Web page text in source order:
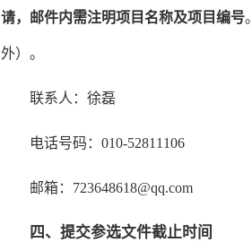
请，邮件内需注明项目名称及项目编号
外）。
联系人：徐磊
电话号码：010-52811106
邮箱： 723648618@qq.com
四、提交参选文件截止时间